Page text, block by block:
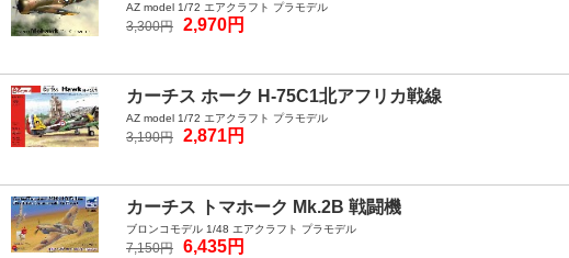
AZ model 1/72 エアクラフト プラモデル
3,300円 2,970円
カーチス ホーク H-75C1北アフリカ戦線
AZ model 1/72 エアクラフト プラモデル
3,190円 2,871円
カーチス トマホーク Mk.2B 戦闘機
ブロンコモデル 1/48 エアクラフト プラモデル
7,150円 6,435円